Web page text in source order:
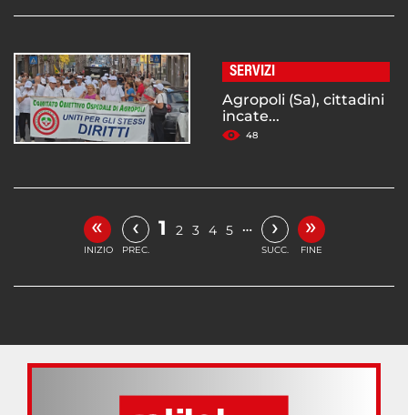
SERVIZI
Agropoli (Sa), cittadini
incate...
48
«
INIZIO
‹
PREC.
1 2 3 4 5 … ›
SUCC.
»
FINE